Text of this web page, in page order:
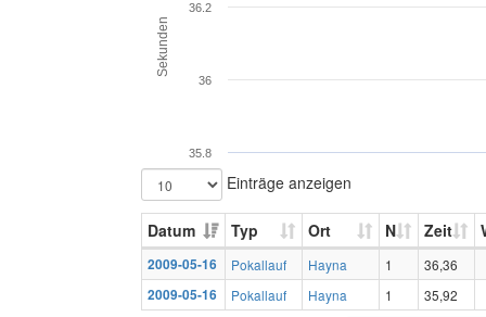
Sekunden
35.8
36
36.2
Einträge anzeigen
Datum Typ Ort N Zeit
2009-05-16 Pokallauf Hayna 1
36,36
2009-05-16
Pokallauf Hayna 1 35,92